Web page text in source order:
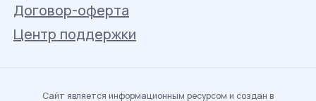
Договор-оферта
Центр поддержки
Сайт является информационным ресурсом и создан в